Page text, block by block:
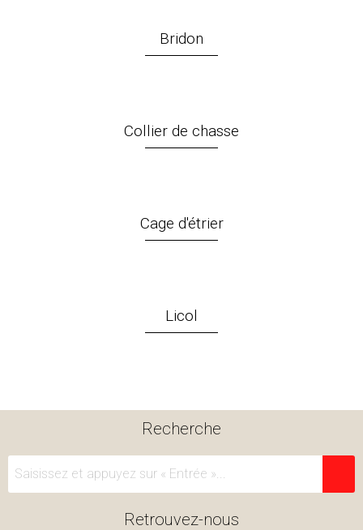
Bridon
Collier de chasse
Cage d'étrier
Licol
Recherche
Retrouvez-nous